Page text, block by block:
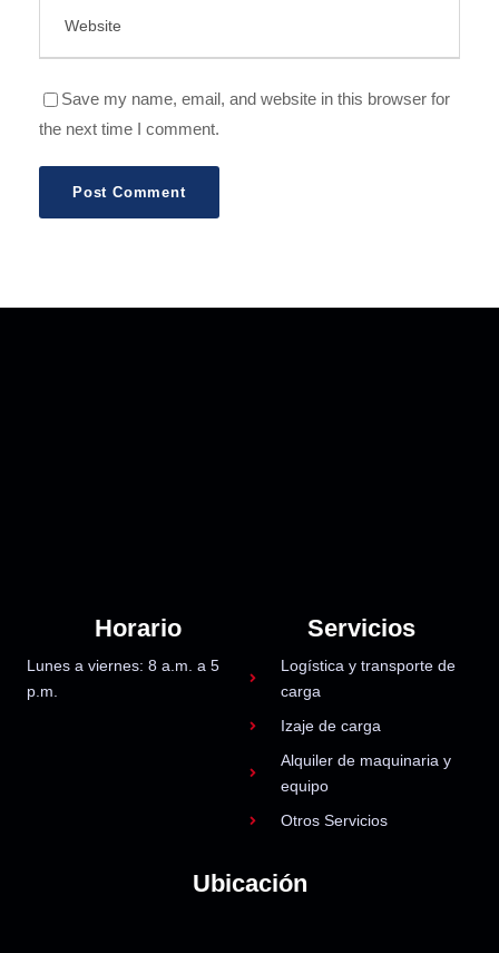
Save my name, email, and website in this browser for
the next time I comment.
Horario
Lunes a viernes: 8 a.m. a 5
p.m.
Servicios
Logística y transporte de
carga
Izaje de carga
Alquiler de maquinaria y
equipo
Otros Servicios
Ubicación